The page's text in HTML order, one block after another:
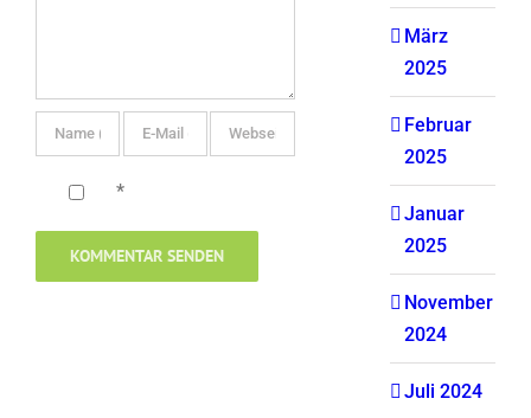
*
März
2025
Februar
2025
Januar
2025
November
2024
Juli 2024